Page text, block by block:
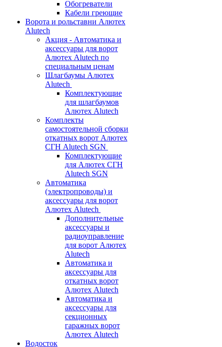
Обогреватели
Кабели греющие
Ворота и рольставни Алютех
Alutech
Акция - Автоматика и
аксессуары для ворот
Алютех Alutech по
специальным ценам
Шлагбаумы Алютех
Alutech
Комплектующие
для шлагбаумов
Алютех Alutech
Комплекты
самостоятельной сборки
откатных ворот Алютех
СГН Alutech SGN
Комплектующие
для Алютех СГН
Alutech SGN
Автоматика
(электропроводы) и
аксессуары для ворот
Алютех Alutech
Дополнительные
аксессуары и
радиоуправление
для ворот Алютех
Alutech
Автоматика и
аксессуары для
откатных ворот
Алютех Alutech
Автоматика и
аксессуары для
секционных
гаражных ворот
Алютех Alutech
Водосток